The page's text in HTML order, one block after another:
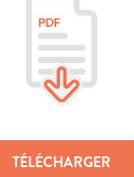
TÉLÉCHARGER